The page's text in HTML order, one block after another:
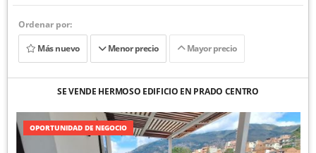
Ordenar por:
Más nuevo
Menor precio Mayor precio
SE VENDE HERMOSO EDIFICIO EN PRADO CENTRO
OPORTUNIDAD DE NEGOCIO